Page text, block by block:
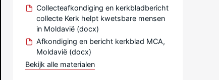
Collecteafkondiging en kerkbladbericht
collecte Kerk helpt kwetsbare mensen
in Moldavië (docx)
Afkondiging en bericht kerkblad MCA,
Moldavië (docx)
Bekijk alle materialen